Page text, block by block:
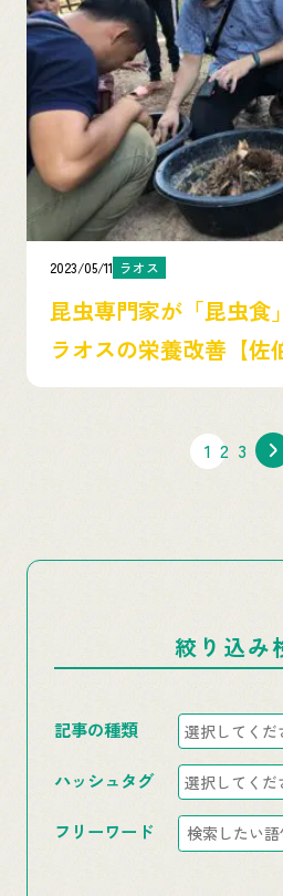
2023/05/11 ラオス
昆虫専門家が「昆虫食
ラオスの栄養改善【佐
1 2 3
絞り込み
記事の種類
ハッシュタグ
フリーワード